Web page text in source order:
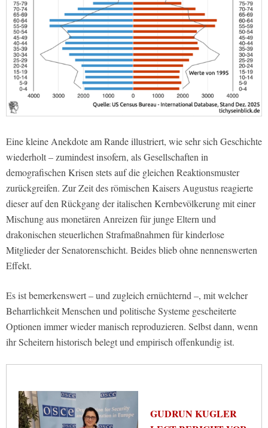
Eine kleine Anekdote am Rande illustriert, wie sehr sich Geschichte
wiederholt – zumindest insofern, als Gesellschaften in
demografischen Krisen stets auf die gleichen Reaktionsmuster
zurückgreifen. Zur Zeit des römischen Kaisers Augustus reagierte
dieser auf den Rückgang der italischen Kernbevölkerung mit einer
Mischung aus monetären Anreizen für junge Eltern und
drakonischen steuerlichen Strafmaßnahmen für kinderlose
Mitglieder der Senatorenschicht. Beides blieb ohne nennenswerten
Effekt.
Es ist bemerkenswert – und zugleich ernüchternd –, mit welcher
Beharrlichkeit Menschen und politische Systeme gescheiterte
Optionen immer wieder manisch reproduzieren. Selbst dann, wenn
ihr Scheitern historisch belegt und empirisch offenkundig ist.
GUDRUN KUGLER